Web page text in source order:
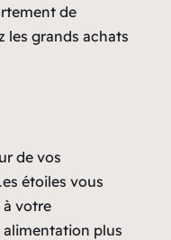
de
les grands achats
de vos
étoiles vous
à votre
alimentation plus